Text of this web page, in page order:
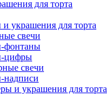
для торта
украшения для торта
свечи
фонтаны
цифры
свечи
надписи
и украшения для торта